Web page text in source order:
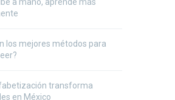
los mejores métodos para
transforma
en México